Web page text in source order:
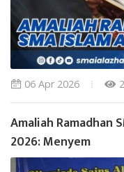
06 Apr 2026
Amaliah Ramadhan
2026: Menyem